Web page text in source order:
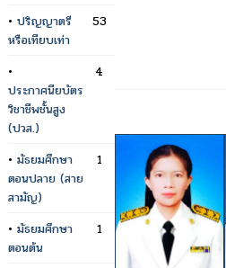
• ปริญญาตรี
หรือเทียบเท่า
53
•
ประกาศนียบัตร
วิชาชีพชั้นสูง
(ปวส.)
4
• มัธยมศึกษา
ตอนปลาย (สาย
สามัญ)
1
• มัธยมศึกษา
ตอนต้น
1